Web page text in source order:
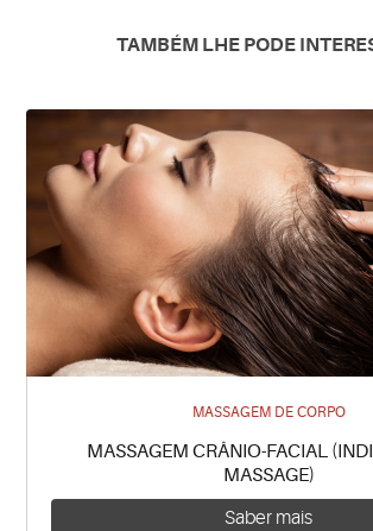
TAMBÉM LHE PODE
MASSAGEM DE CORPO
MASSAGEM CRÂNIO-FACIAL
MASSAGE)
Saber mais